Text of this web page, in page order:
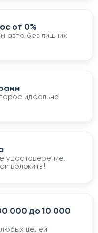
от 0%
авто без лишних
идеально
удостоверение.
волокиты!
000 до 10 000
целей